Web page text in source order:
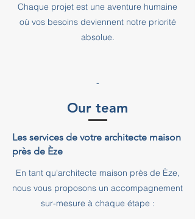
Chaque projet est une aventure humaine
où vos besoins deviennent notre priorité
absolue.
-
Our team
Les services de votre architecte maison
près de Èze
En tant qu'architecte maison près de Èze,
nous vous proposons un accompagnement
sur-mesure à chaque étape :